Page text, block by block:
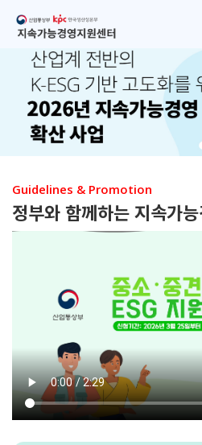
산업통상부
지속가능경영
Guidelines & Promotion
정부와 함께하는 지속가